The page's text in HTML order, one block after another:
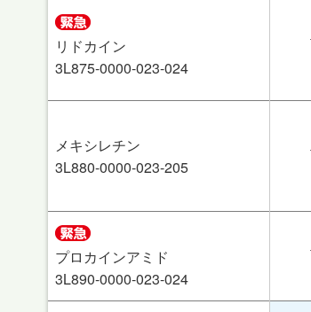
リドカイン
3L875-0000-023-024
メキシレチン
3L880-0000-023-205
プロカインアミド
3L890-0000-023-024